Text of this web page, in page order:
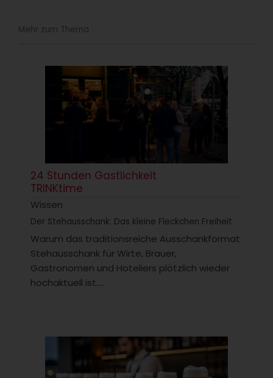
Mehr zum Thema
24 Stunden Gastlichkeit
TRINKtime
Wissen
Der Stehausschank: Das kleine Fleckchen Freiheit
Warum das traditionsreiche Ausschankformat
Stehausschank für Wirte, Brauer,
Gastronomen und Hoteliers plötzlich wieder
hochaktuell ist....